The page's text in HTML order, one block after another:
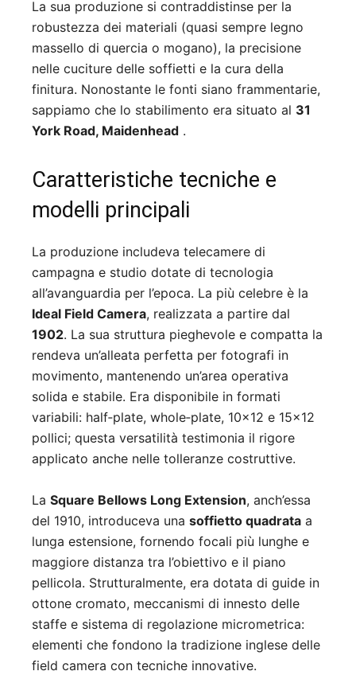
La sua produzione si contraddistinse per la
robustezza dei materiali (quasi sempre legno
massello di quercia o mogano), la precisione
nelle cuciture delle soffietti e la cura della
finitura. Nonostante le fonti siano frammentarie,
sappiamo che lo stabilimento era situato al 31
York Road, Maidenhead .
Caratteristiche tecniche e
modelli principali
La produzione includeva telecamere di
campagna e studio dotate di tecnologia
all’avanguardia per l’epoca. La più celebre è la
Ideal Field Camera, realizzata a partire dal
1902. La sua struttura pieghevole e compatta la
rendeva un’alleata perfetta per fotografi in
movimento, mantenendo un’area operativa
solida e stabile. Era disponibile in formati
variabili: half‑plate, whole‑plate, 10×12 e 15×12
pollici; questa versatilità testimonia il rigore
applicato anche nelle tolleranze costruttive.
La Square Bellows Long Extension, anch’essa
del 1910, introduceva una soffietto quadrata a
lunga estensione, fornendo focali più lunghe e
maggiore distanza tra l’obiettivo e il piano
pellicola. Strutturalmente, era dotata di guide in
ottone cromato, meccanismi di innesto delle
staffe e sistema di regolazione micrometrica:
elementi che fondono la tradizione inglese delle
field camera con tecniche innovative.